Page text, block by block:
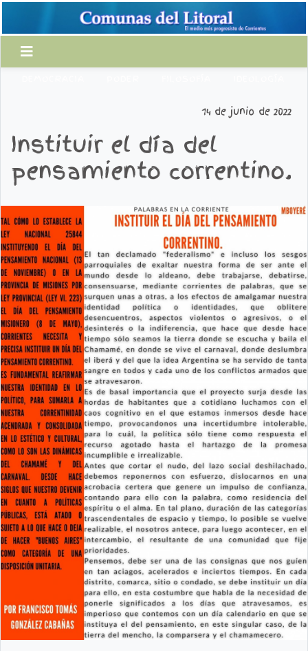
14 de junio de 2022
Instituir el día del
pensamiento correntino.